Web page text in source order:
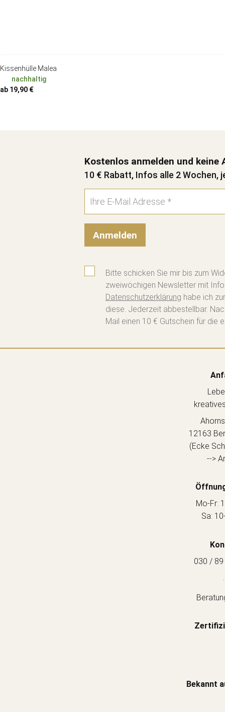
Kissenhülle Malea
nachhaltig
ab 19,90 €
Kostenlos anmelden und keine
10 € Rabatt, Infos alle 2 Wochen,
Anmelden
Bitte schicken Sie mir bis zum
zweiwöchigen Newsletter mit
Datenschutzerklärung habe ich
diese. Jederzeit abbestellbar.
Mail einen 10 € Gutschein für die
12163
(Ecke
-->
Mo-Fr:
Sa:
030 /
Bekannt